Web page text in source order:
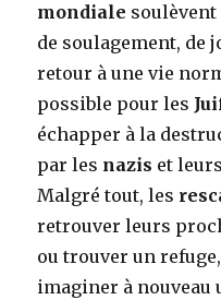
mondiale
de soulagement, de
retour à une vie
possible pour les
échapper à la
par les nazis et
Malgré tout, les
retrouver leurs
ou trouver un
imaginer à nouveau